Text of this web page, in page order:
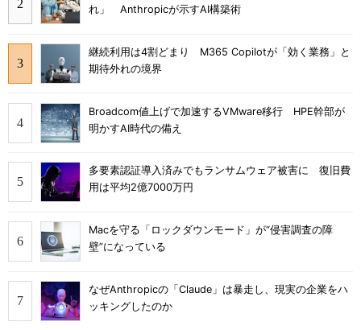
れ」 Anthropicが示すAI構築術
継続利用は4割どまり M365 Copilotが「効く業務」と
期待外れの境界
Broadcom値上げで加速するVMware移行 HPE幹部が
明かすAI時代の備え
多要素認証導入済みでもランサムウェア被害に 復旧費
用は平均2億7000万円
Macを守る「ロックダウンモード」が“侵害調査の障
壁”になっている
なぜAnthropicの「Claude」は暴走し、現実の企業をハ
ッキングしたのか